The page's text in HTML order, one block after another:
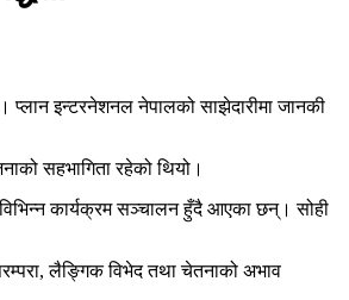
इन्टरनेशनल नेपालको साझेदारीमा जानकी
सहभागिता रहेको थियो।
विभिन्न कार्यक्रम सञ्चालन हुँदै आएका छन्। सोही
लैङ्गिक विभेद तथा चेतनाको अभाव